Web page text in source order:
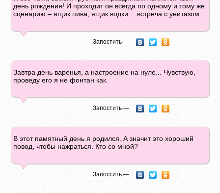
день рождения! И проходит он всегда по одному и тому же
сценарию – ящик пива, ящик водки… встреча с унитазом
Запостить —
Завтра день варенья, а настроение на нуле... Чувствую,
проведу его я не фонтан как.
Запостить —
В этот памятный день я родился. А значит это хороший
повод, чтобы нажраться. Кто со мной?
Запостить —